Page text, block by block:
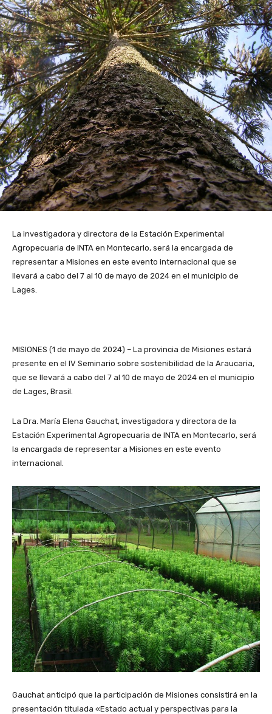
La investigadora y directora de la Estación Experimental
Agropecuaria de INTA en Montecarlo, será la encargada de
representar a Misiones en este evento internacional que se
llevará a cabo del 7 al 10 de mayo de 2024 en el municipio de
Lages.
MISIONES (1 de mayo de 2024) – La provincia de Misiones estará
presente en el IV Seminario sobre sostenibilidad de la Araucaria,
que se llevará a cabo del 7 al 10 de mayo de 2024 en el municipio
de Lages, Brasil.
La Dra. María Elena Gauchat, investigadora y directora de la
Estación Experimental Agropecuaria de INTA en Montecarlo, será
la encargada de representar a Misiones en este evento
internacional.
Gauchat anticipó que la participación de Misiones consistirá en la
presentación titulada «Estado actual y perspectivas para la